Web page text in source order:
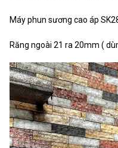
Máy phun sương cao áp
Răng ngoài 21 ra 20mm (